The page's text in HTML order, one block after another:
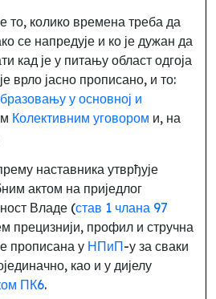
то, колико времена треба да
се напредује и ко је дужан да
кад је у питању област одгоја
врло јасно прописано, и то:
у основној и
Колективним уговором и, на
наставника утврђује
актом на приједлог
Владе (став 1 члана 97
прецизнији, профил и стручна
прописана у НПиП-у за сваки
као и у дијелу
ПК6.